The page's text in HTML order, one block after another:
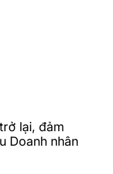
lại, đảm
Doanh nhân